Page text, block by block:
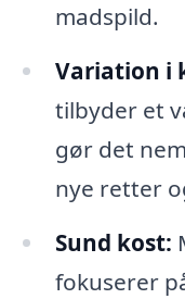
madspild.
Variation i
tilbyder et
gør det
nye retter
Sund kost:
fokuserer